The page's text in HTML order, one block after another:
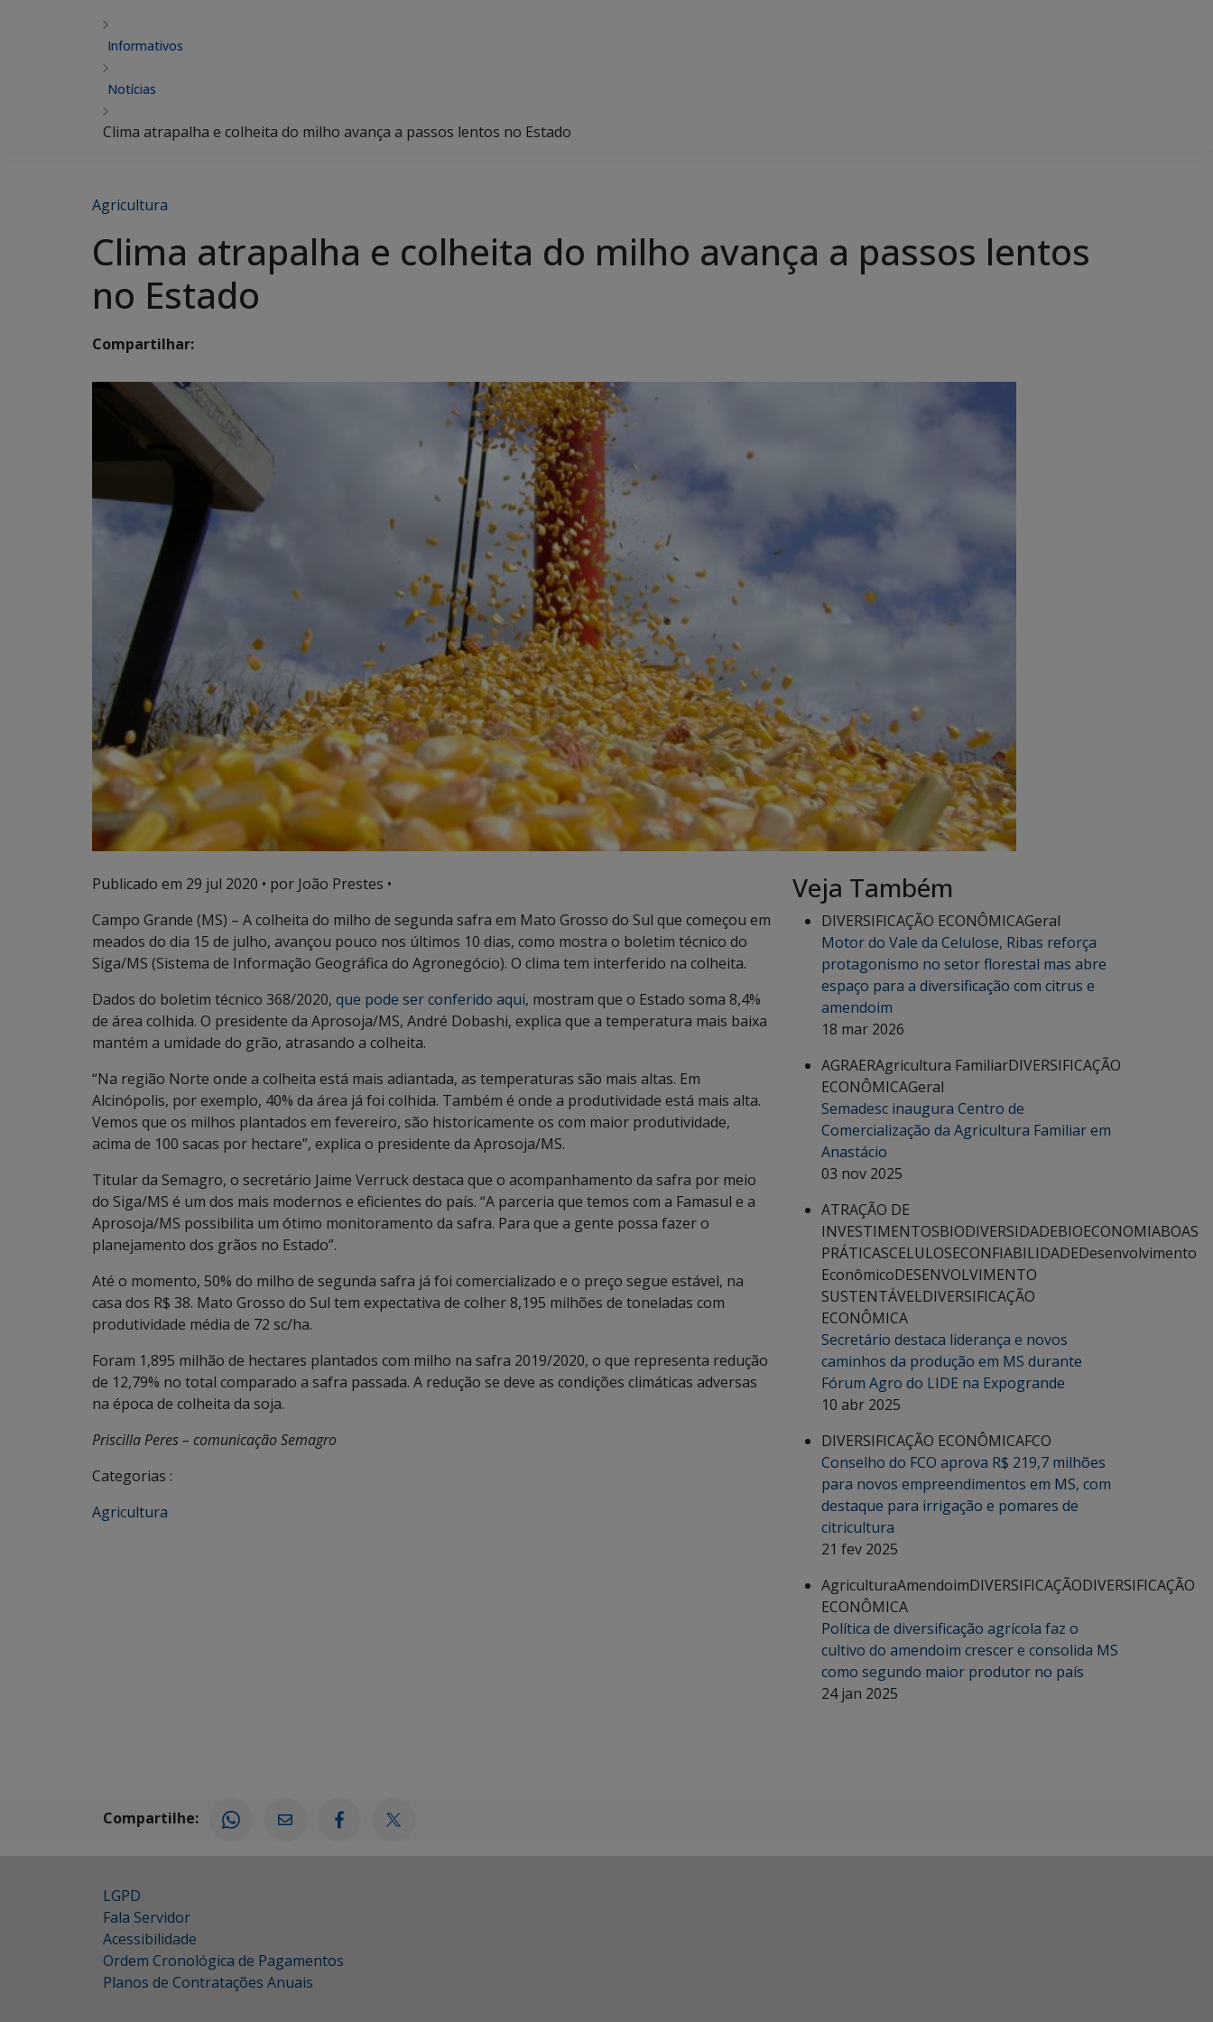
Informativos
Notícias
Clima atrapalha e colheita do milho avança a passos lentos no Estado
Agricultura
Clima atrapalha e colheita do milho avança a passos lentos
no Estado
Compartilhar:
Publicado em 29 jul 2020 • por João Prestes •
Campo Grande (MS) – A colheita do milho de segunda safra em Mato Grosso do Sul que começou em
meados do dia 15 de julho, avançou pouco nos últimos 10 dias, como mostra o boletim técnico do
Siga/MS (Sistema de Informação Geográfica do Agronegócio). O clima tem interferido na colheita.
Dados do boletim técnico 368/2020, que pode ser conferido aqui, mostram que o Estado soma 8,4%
de área colhida. O presidente da Aprosoja/MS, André Dobashi, explica que a temperatura mais baixa
mantém a umidade do grão, atrasando a colheita.
“Na região Norte onde a colheita está mais adiantada, as temperaturas são mais altas. Em
Alcinópolis, por exemplo, 40% da área já foi colhida. Também é onde a produtividade está mais alta.
Vemos que os milhos plantados em fevereiro, são historicamente os com maior produtividade,
acima de 100 sacas por hectare”, explica o presidente da Aprosoja/MS.
Titular da Semagro, o secretário Jaime Verruck destaca que o acompanhamento da safra por meio
do Siga/MS é um dos mais modernos e eficientes do país. “A parceria que temos com a Famasul e a
Aprosoja/MS possibilita um ótimo monitoramento da safra. Para que a gente possa fazer o
planejamento dos grãos no Estado”.
Até o momento, 50% do milho de segunda safra já foi comercializado e o preço segue estável, na
casa dos R$ 38. Mato Grosso do Sul tem expectativa de colher 8,195 milhões de toneladas com
produtividade média de 72 sc/ha.
Foram 1,895 milhão de hectares plantados com milho na safra 2019/2020, o que representa redução
de 12,79% no total comparado a safra passada. A redução se deve as condições climáticas adversas
na época de colheita da soja.
Priscilla Peres – comunicação Semagro
Categorias :
Agricultura
Veja Também
DIVERSIFICAÇÃO ECONÔMICAGeral
Motor do Vale da Celulose, Ribas reforça
protagonismo no setor florestal mas abre
espaço para a diversificação com citrus e
amendoim
18 mar 2026
AGRAERAgricultura FamiliarDIVERSIFICAÇÃO
ECONÔMICAGeral
Semadesc inaugura Centro de
Comercialização da Agricultura Familiar em
Anastácio
03 nov 2025
ATRAÇÃO DE
INVESTIMENTOSBIODIVERSIDADEBIOECONOMIABOAS
PRÁTICASCELULOSECONFIABILIDADEDesenvolvimento
EconômicoDESENVOLVIMENTO
SUSTENTÁVELDIVERSIFICAÇÃO
ECONÔMICA
Secretário destaca liderança e novos
caminhos da produção em MS durante
Fórum Agro do LIDE na Expogrande
10 abr 2025
DIVERSIFICAÇÃO ECONÔMICAFCO
Conselho do FCO aprova R$ 219,7 milhões
para novos empreendimentos em MS, com
destaque para irrigação e pomares de
citricultura
21 fev 2025
AgriculturaAmendoimDIVERSIFICAÇÃODIVERSIFICAÇÃO
ECONÔMICA
Política de diversificação agrícola faz o
cultivo do amendoim crescer e consolida MS
como segundo maior produtor no país
24 jan 2025
Compartilhe:
LGPD
Fala Servidor
Acessibilidade
Ordem Cronológica de Pagamentos
Planos de Contratações Anuais